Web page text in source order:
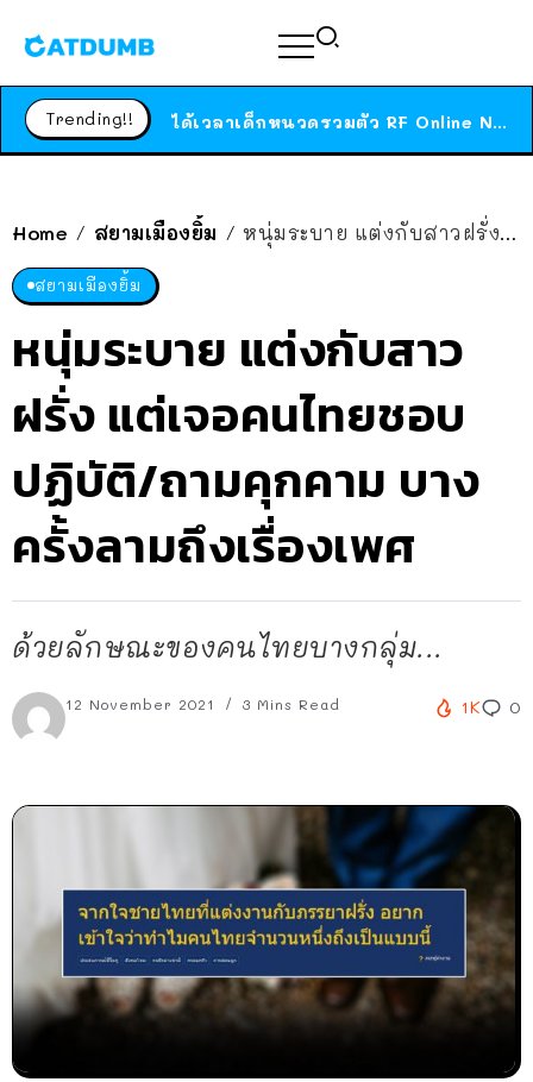
Trending!!
Home / สยามเมืองยิ้ม / หนุ่มระบาย แต่งกับสาวฝรั่ง แต่เจอคนไทยชอบปฏิบัติ/ถามคุกคาม บางครั้งลามถึงเรื่องเพศ
สยามเมืองยิ้ม
หนุ่มระบาย แต่งกับสาว
ฝรั่ง แต่เจอคนไทยชอบ
ปฏิบัติ/ถามคุกคาม บาง
ครั้งลามถึงเรื่องเพศ
ด้วยลักษณะของคนไทยบางกลุ่ม...
12 November 2021 3 Mins Read 1K 0